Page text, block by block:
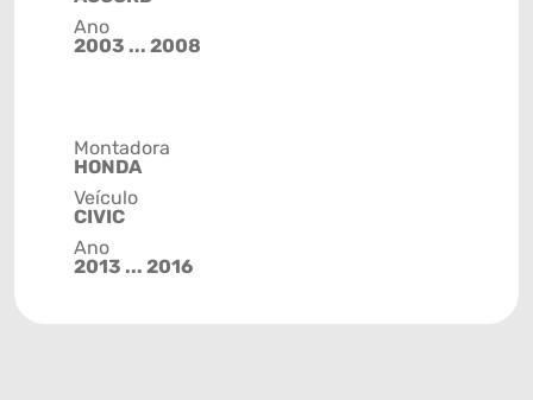
Ano
2003 ... 2008
Montadora
HONDA
Veículo
CIVIC
Ano
2013 ... 2016